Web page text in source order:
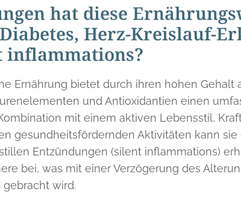
hat diese
Herz-Kreislauf-
inflammations?
Ernährung bietet durch ihren hohen
und Antioxidantien einen
mit einem aktiven Lebensstil,
gesundheitsfördernden Aktivitäten kann
Entzündungen (silent inflammations)
bei, was mit einer Verzögerung des
gebracht wird.